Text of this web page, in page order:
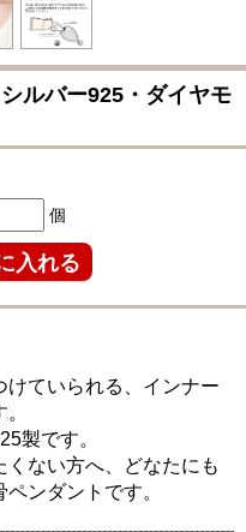
ルバー925・ダイヤモ
個
ていられる、インナー
製です。
ない方へ、どなたにも
ンダントです。